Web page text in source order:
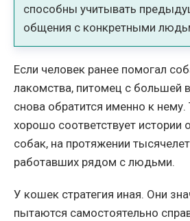
способны учитывать
общения с конкретными
Если человек ранее помогал
лакомства, питомец с большей
снова обратится именно к
хорошо соответствует истории
собак, на протяжении
работавших рядом с людьми.
У кошек стратегия иная. Они
пытаются самостоятельно